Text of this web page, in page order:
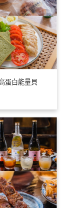
蛋白能量貝